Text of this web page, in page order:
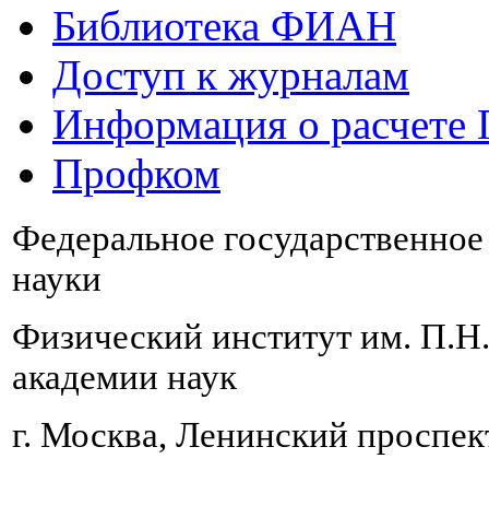
Библиотека ФИАН
Доступ к журналам
Информация о
Профком
Федеральное
науки
Физический институт им.
академии наук
г. Москва, Ленинский